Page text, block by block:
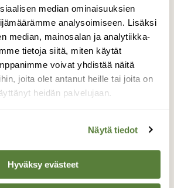
median ominaisuuksien
analysoimiseen. Lisäksi
median, mainosalan ja analytiikka-
tietoja siitä, miten käytät
voivat yhdistää näitä
joita olet antanut heille tai joita on
heidän palvelujaan.
Näytä tiedot
Hyväksy evästeet
on muutamia hienoja
kasvustoja.
Reijo Juurinen, Nuuksion
TAKAISIN LISTAAN